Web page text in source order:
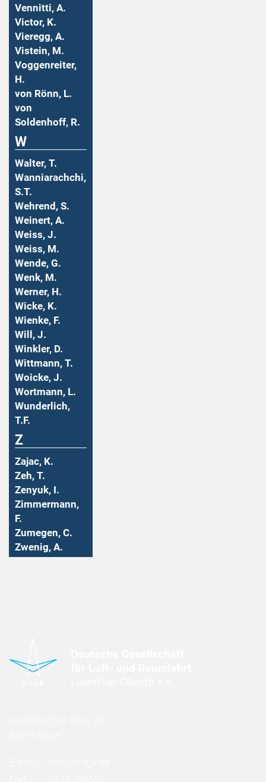
Vennitti, A.
Victor, K.
Vieregg, A.
Vistein, M.
Voggenreiter,
H.
von Rönn, L.
von
Soldenhoff, R.
W
Walter, T.
Wanniarachchi,
S.T.
Wehrend, S.
Weinert, A.
Weiss, J.
Weiss, M.
Wende, G.
Wenk, M.
Werner, H.
Wicke, K.
Wienke, F.
Will, J.
Winkler, D.
Wittmann, T.
Woicke, J.
Wortmann, L.
Wunderlich,
T.F.
Z
Zajac, K.
Zeh, T.
Zenyuk, I.
Zimmermann,
F.
Zumegen, C.
Zwenig, A.